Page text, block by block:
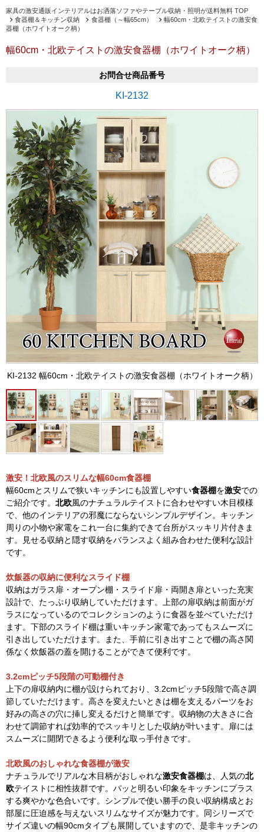
家具の激安通販インテリアルはお洒落ソファやテーブル収納・照明が送料無料 TOP
食器棚＆キッチン収納
食器棚（～幅65cm）
幅60cm・北欧テイストの激安食
器棚（ホワイトオーク柄）
幅60cm・北欧テイストの激安食器棚（ホワイトオーク柄）
お問合せ商品番号
KI-2132
KI-2132 幅60cm・北欧テイストの激安食器棚（ホワイトオーク柄）
激安！北欧風のスリムな幅60cm食器棚
幅60cmとスリムで狭いキッチンにも設置しやすい食器棚を激安での
ご紹介です。 北欧風のナチュラルテイストに合わせやすい木目模様
で、他のインテリアの邪魔にならないシンプルデザイン。キッチン
周りの小物や家電をこれ一台に集約できて台所がスッキリ片付きま
す。見せる収納と隠す収納をバランスよく組み合わせた便利な設計
です。
炊飯器の収納に便利なスライド棚
収納はガラス扉・オープン棚・スライド扉・両開き扉といった充実
設計で、たっぷり収納していただけます。上部の扉収納は前面がガ
ラスになっているのでコレクションのように食器を並べていただけ
ます。下部のスライド棚は重いキッチン家電であってもスムーズに
引き出していただけます。また、手前に引き出すことで棚の高さ関
係なく炊飯器の蓋を開けることができて便利です。
3.2cmピッチ5段階の可動棚付き
上下の扉収納内に棚が設けられており、3.2cmピッチ5段階で高さ調
節していただけます。高さを変えたいときは棚を支えるパーツをお
好みの高さの穴に挿し変えるだけと簡単です。収納物の大きさに合
わせて調節すれば効率的でスッキリとした収納が叶います。扉には
スムーズに開閉できるよう便利な取っ手付きです。
北欧風のおしゃれな食器棚が激安
ナチュラルでリアルな木目柄がおしゃれな激安食器棚は、人気の北
欧テイストに相性抜群です。パッと明るい印象をキッチンにプラス
する爽やかな色合いです。シンプルで使い勝手の良い収納構成とお
部屋に圧迫感を与えないスリムなサイズが魅力です。同シリーズで
サイズ違いの幅90cmタイプも展開していますので、是非キッチンの